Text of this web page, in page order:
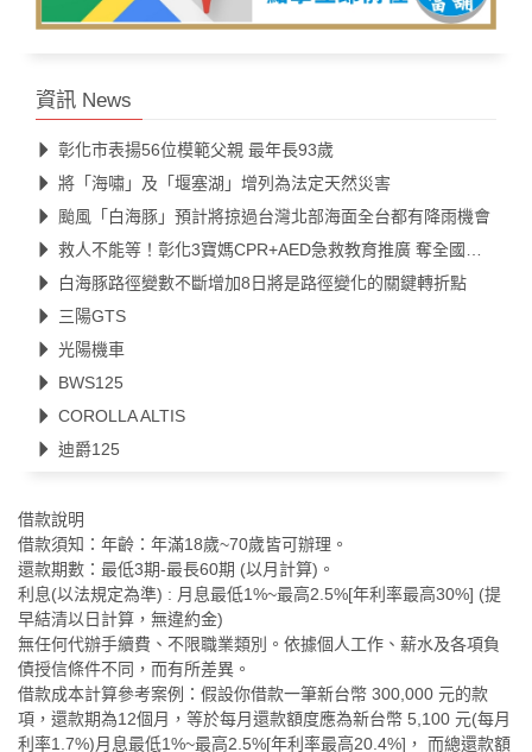
資訊 News
彰化市表揚56位模範父親 最年長93歲
將「海嘯」及「堰塞湖」增列為法定天然災害
颱風「白海豚」預計將掠過台灣北部海面全台都有降雨機會
救人不能等！彰化3寶媽CPR+AED急救教育推廣 奪全國第一
白海豚路徑變數不斷增加8日將是路徑變化的關鍵轉折點
三陽GTS
光陽機車
BWS125
COROLLA ALTIS
迪爵125
借款說明
借款須知：年齡：年滿18歲~70歲皆可辦理。
還款期數：最低3期-最長60期 (以月計算)。
利息(以法規定為準) : 月息最低1%~最高2.5%[年利率最高30%] (提
早結清以日計算，無違約金)
無任何代辦手續費、不限職業類別。依據個人工作、薪水及各項負
債授信條件不同，而有所差異。
借款成本計算參考案例：假設你借款一筆新台幣 300,000 元的款
項，還款期為12個月，等於每月還款額度應為新台幣 5,100 元(每月
利率1.7%)月息最低1%~最高2.5%[年利率最高20.4%]， 而總還款額